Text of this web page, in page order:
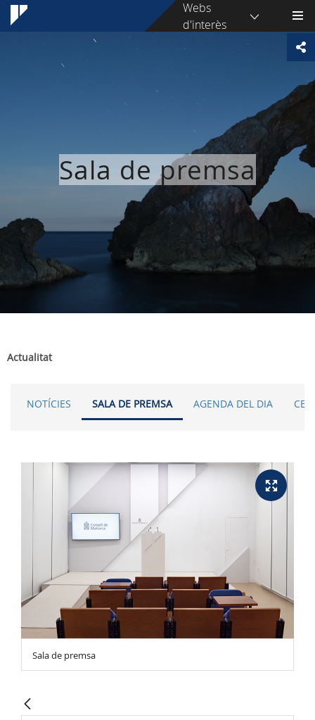
Webs
d'interès
Sala de premsa
Actualitat
NOTÍCIES SALA DE PREMSA AGENDA DEL DIA
Sala de premsa